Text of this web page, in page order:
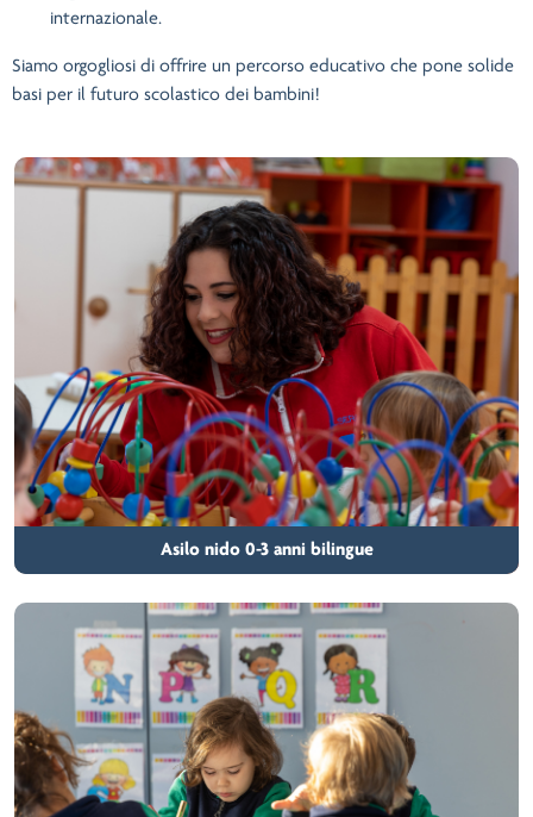
internazionale.
Siamo orgogliosi di offrire un percorso educativo che pone solide
basi per il futuro scolastico dei bambini!
Asilo nido 0-3 anni bilingue